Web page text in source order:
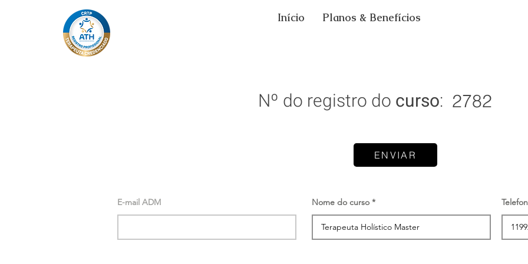
Início Planos & Benefícios
Nº do registro do curso: 2782
ENVIAR
E-mail ADM Nome do curso